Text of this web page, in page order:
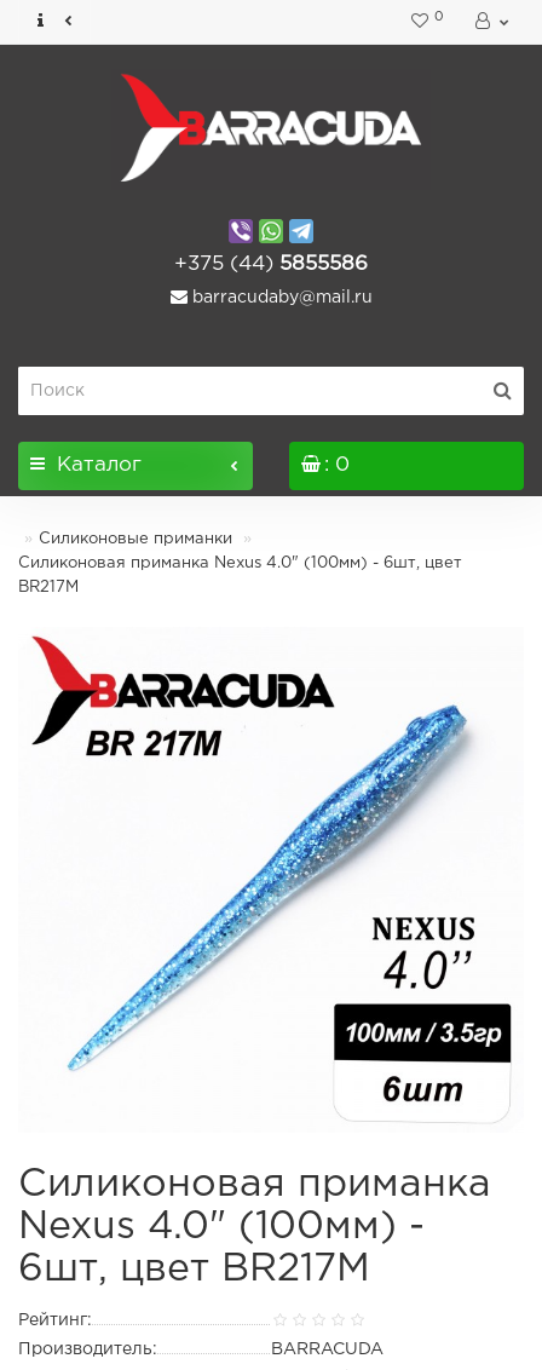
0
+375 (44) 5855586
barracudaby@mail.ru
Каталог : 0
Силиконовые приманки
Силиконовая приманка Nexus 4.0" (100мм) - 6шт, цвет
BR217M
Силиконовая приманка
Nexus 4.0" (100мм) -
6шт, цвет BR217M
Рейтинг:
Производитель:
BARRACUDA